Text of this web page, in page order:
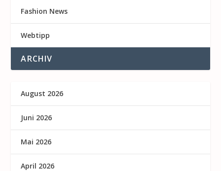
Fashion News
Webtipp
ARCHIV
August 2026
Juni 2026
Mai 2026
April 2026